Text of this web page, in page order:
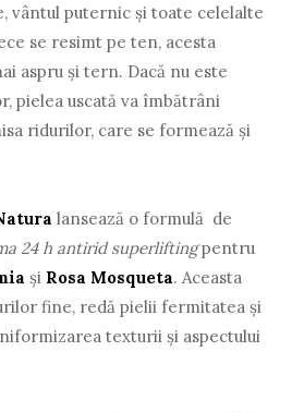
vântul puternic și toate celelalte
se resimt pe ten, acesta
aspru și tern. Dacă nu este
pielea uscată va îmbătrâni
ridurilor, care se formează și
lansează o formulă de
24 h antirid superliftingpentru
și Rosa Mosqueta. Aceasta
fine, redă pielii fermitatea și
texturii și aspectului